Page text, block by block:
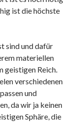
ist die höchste
sind und dafür
materiellen
geistigen Reich.
verschiedenen
und
da wir ja keinen
Sphäre, die